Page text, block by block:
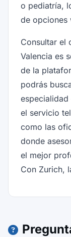
o pediatría,
de opciones
Consultar el
Valencia es
de la
podrás
el servicio
como las
donde
el mejor
Con Zurich,